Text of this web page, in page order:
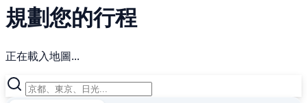
規劃您的行程
正在載入地圖...